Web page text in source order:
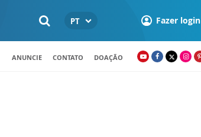
PT Fazer login
ANUNCIE CONTATO DOAÇÃO